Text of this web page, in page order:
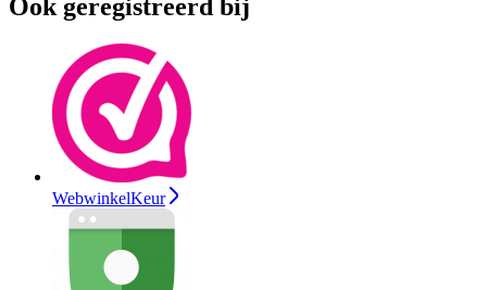
Ook geregistreerd bij
WebwinkelKeur